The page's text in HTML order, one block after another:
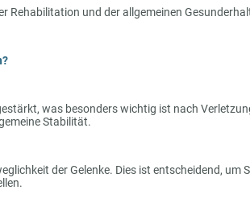
Rehabilitation und der allgemeinen
was besonders wichtig ist nach
Stabilität.
der Gelenke. Dies ist entscheidend, um